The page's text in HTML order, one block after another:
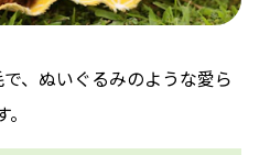
、ぬいぐるみのような愛ら